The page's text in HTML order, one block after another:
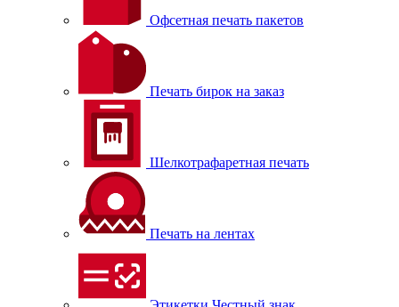
Офсетная печать пакетов
Печать бирок на заказ
Шелкотрафаретная печать
Печать на лентах